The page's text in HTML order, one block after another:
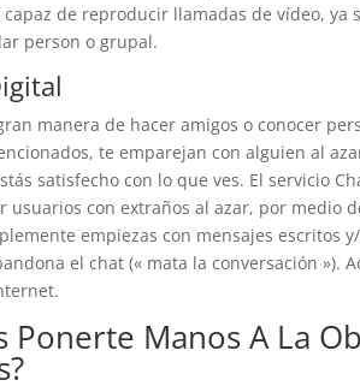
de reproducir llamadas de vídeo, ya
person o grupal.
manera de hacer amigos o conocer
te emparejan con alguien al
satisfecho con lo que ves. El servicio
usuarios con extraños al azar, por medio
empiezas con mensajes escritos
el chat (« mata la conversación »).
Ponerte Manos A La